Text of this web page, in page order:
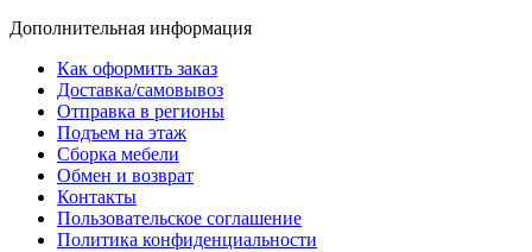
Дополнительная информация
Как оформить заказ
Доставка/самовывоз
Отправка в регионы
Подъем на этаж
Сборка мебели
Обмен и возврат
Контакты
Пользовательское соглашение
Политика конфиденциальности